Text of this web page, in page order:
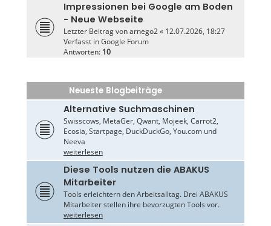
Impressionen bei Google am Boden
- Neue Webseite
Letzter Beitrag vonarnego2« 12.07.2026, 18:27
Verfasst inGoogle Forum
Antworten: 10
Neueste Blogbeiträge
Alternative Suchmaschinen
Swisscows, MetaGer, Qwant, Mojeek, Carrot2,
Ecosia, Startpage, DuckDuckGo, You.com und
Neeva
weiterlesen
Diese Tools nutzen die ABAKUS
Mitarbeiter
Tools erleichtern den Arbeitsalltag. Drei ABAKUS
Mitarbeiter stellen ihre bevorzugten Tools vor.
weiterlesen